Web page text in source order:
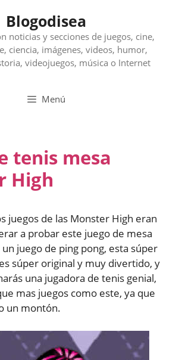
Blogodisea
noticias y secciones de juegos, cine,
ciencia, imágenes, videos, humor,
videojuegos, música o Internet
Menú
tenis mesa
High
juegos de las Monster High eran
a probar este juego de mesa
juego de ping pong, esta súper
súper original y muy divertido, y
una jugadora de tenis genial,
mas juegos como este, ya que
un montón.